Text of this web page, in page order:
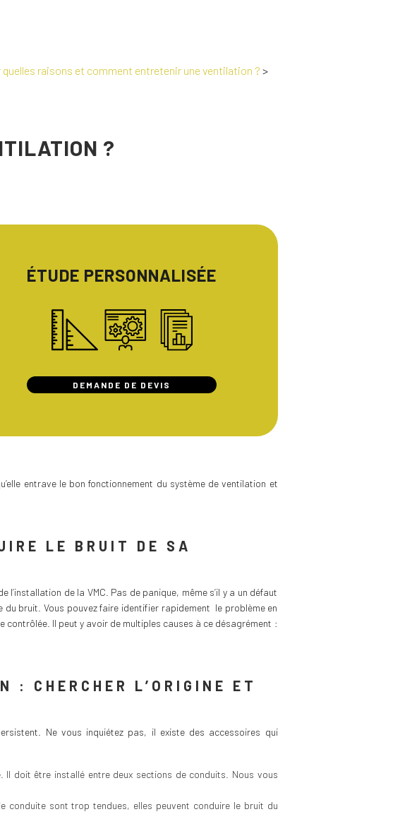
quelles raisons et comment entretenir une ventilation ? >
?
ÉTUDE PERSONNALISÉE
DEMANDE DE DEVIS
entrave le bon fonctionnement du système de ventilation et
LE BRUIT DE SA
de la VMC. Pas de panique, même s’il y a un défaut
du bruit. Vous pouvez faire identifier rapidement le problème en
Il peut y avoir de multiples causes à ce désagrément :
: CHERCHER L’ORIGINE ET
Ne vous inquiétez pas, il existe des accessoires qui
Il doit être installé entre deux sections de conduits. Nous vous
conduite sont trop tendues, elles peuvent conduire le bruit du